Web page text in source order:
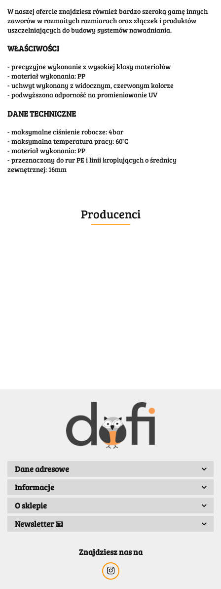
W naszej ofercie znajdziesz również bardzo szeroką gamę innych
zaworów w rozmaitych rozmiarach oraz złączek i produktów
uszczelniających do budowy systemów nawadniania.
WŁAŚCIWOŚCI
- precyzyjne wykonanie z wysokiej klasy materiałów
- materiał wykonania: PP
- uchwyt wykonany z widocznym, czerwonym kolorze
- podwyższona odporność na promieniowanie UV
DANE TECHNICZNE
- maksymalne ciśnienie robocze: 4bar
- maksymalna temperatura pracy: 60°C
- materiał wykonania: PP
- przeznaczony do rur PE i linii kroplujących o średnicy
zewnętrznej: 16mm
Producenci
BENASSI/GALGI
Dane adresowe
Informacje
O sklepie
Newsletter 📧
Znajdziesz nas na